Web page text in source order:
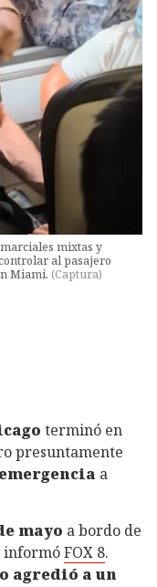
mixtas y
al pasajero
Miami. (Captura)
terminó en
presuntamente
a
mayo a bordo de
informóFOX 8.
agredió a un